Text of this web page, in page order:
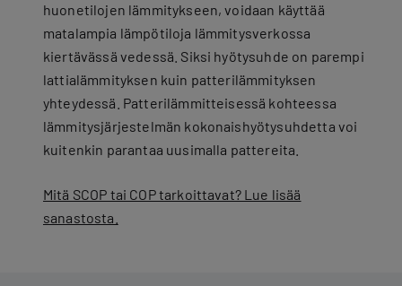
huonetilojen lämmitykseen, voidaan käyttää
matalampia lämpötiloja lämmitysverkossa
kiertävässä vedessä. Siksi hyötysuhde on parempi
lattialämmityksen kuin patterilämmityksen
yhteydessä. Patterilämmitteisessä kohteessa
lämmitysjärjestelmän kokonaishyötysuhdetta voi
kuitenkin parantaa uusimalla pattereita.
Mitä SCOP tai COP tarkoittavat? Lue lisää
sanastosta.